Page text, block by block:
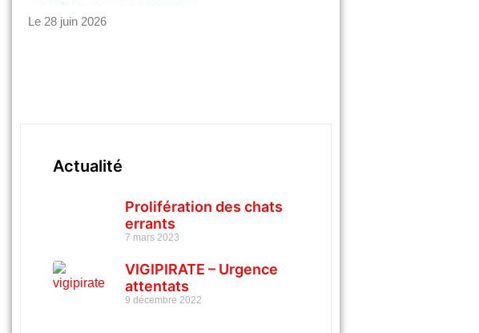
Le 28 juin 2026
Actualité
Prolifération des chats
errants
7 mars 2023
VIGIPIRATE – Urgence
attentats
9 décembre 2022